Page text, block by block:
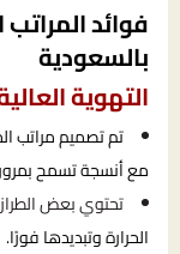
فوائد
بالسعودية
التهوية
تم تصميم مراتب
مع أنسجة تسمح بمرور
تحتوي بعض
الحرارة وتبديدها فورًا.